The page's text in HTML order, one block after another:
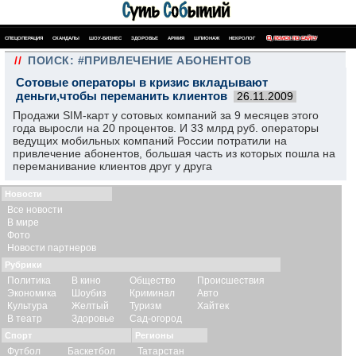
СПЕЦОПЕРАЦИЯ СКАНДАЛЫ ШОУ-БИЗНЕС ЗДОРОВЬЕ АРМИЯ ШПИОНАЖ НЕКРОЛОГ ПОИСК ПО САЙТУ
// ПОИСК: #ПРИВЛЕЧЕНИЕ АБОНЕНТОВ
Сотовые операторы в кризис вкладывают
деньги,чтобы переманить клиентов
26.11.2009
Продажи SIM-карт у сотовых компаний за 9 месяцев этого
года выросли на 20 процентов. И 33 млрд руб. операторы
ведущих мобильных компаний России потратили на
привлечение абонентов, большая часть из которых пошла на
переманивание клиентов друг у друга
Новости
Все новости
В мире
Фото
Новости партнеров
Рубрики
Политика
Экономика
Культура
В театр
В кино
Шоубиз
Желтый
Здоровье
Общество
Криминал
Туризм
Сад-огород
Происшествия
Авто
Хайтек
Спорт
Футбол
Баскетбол
Регионы
Татарстан